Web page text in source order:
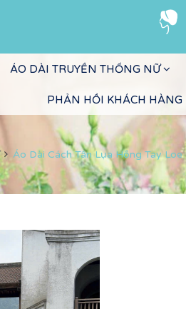
ÁO DÀI TRUYỀN THỐNG NỮ
PHẢN HỒI KHÁCH HÀNG
Áo Dài Cách Tân Lụa Hồng Tay Loe